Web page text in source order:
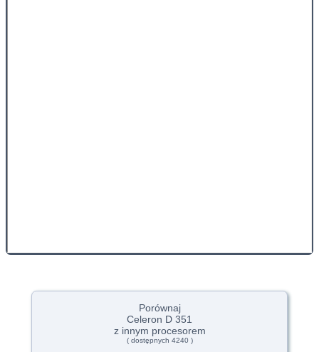
Porównaj
Celeron D 351
z innym procesorem
( dostępnych 4240 )